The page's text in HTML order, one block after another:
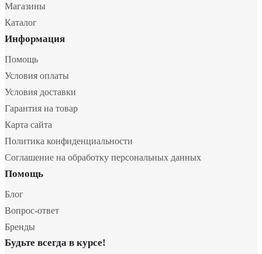
Магазины
Каталог
Информация
Помощь
Условия оплаты
Условия доставки
Гарантия на товар
Карта сайта
Политика конфиденциальности
Соглашение на обработку персональных данных
Помощь
Блог
Вопрос-ответ
Бренды
Будьте всегда в курсе!